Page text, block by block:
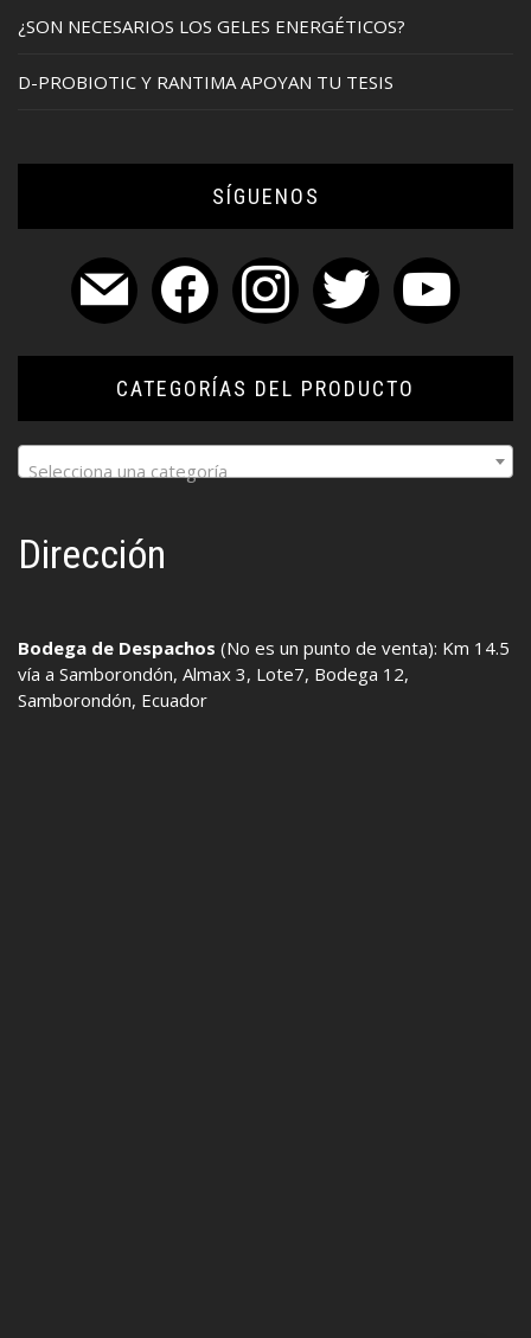
¿SON NECESARIOS LOS GELES ENERGÉTICOS?
D-PROBIOTIC Y RANTIMA APOYAN TU TESIS
SÍGUENOS
mail facebook instagram twitter youtube
CATEGORÍAS DEL PRODUCTO
Selecciona una categoría
Dirección
Bodega de Despachos (No es un punto de venta): Km 14.5
vía a Samborondón, Almax 3, Lote7, Bodega 12,
Samborondón, Ecuador